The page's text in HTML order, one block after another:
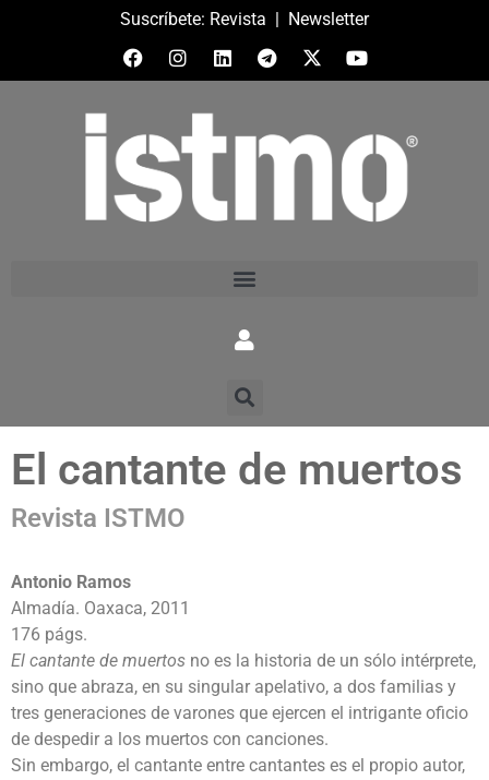
Suscríbete: Revista | Newsletter
El cantante de muertos
Revista ISTMO
Antonio Ramos
Almadía. Oaxaca, 2011
176 págs.
El cantante de muertos no es la historia de un sólo intérprete,
sino que abraza, en su singular apelativo, a dos familias y
tres generaciones de varones que ejercen el intrigante oficio
de despedir a los muertos con canciones.
Sin embargo, el cantante entre cantantes es el propio autor,